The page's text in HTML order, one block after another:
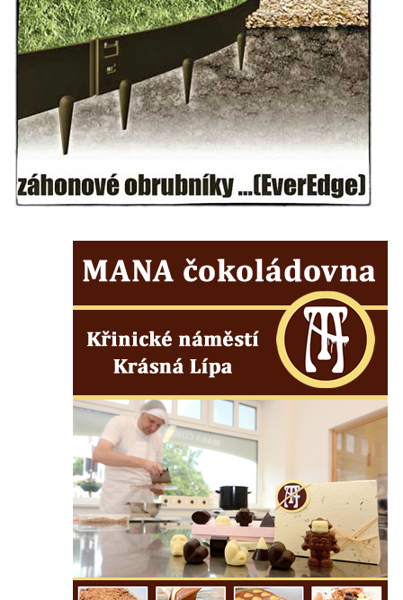
Rozhledna na Svatém vrchu v Kadani
Hlavatice – vyhlídka nebo rozhledna…?
Cimrmanova nejnižší rozhledna na světě v
Rozhledna Varhošť u Litoměřic
Rozhledna Ungerberg (Prinz-Georg-Turm)
Rozhledna na hradě Oybin
Vyhlídka Belvedér
Rozhledna na Skřivánčím vrchu u Málkova
Rozhledna Schlechteberg
Rozhledna Tanečnice
Rozhledna Krásno (Schönfeld)
Rozhledna Na Stráži (Sloup v Čechách)
Rozhledna Diana v Karlových Varech
Rozhledna Vlčí hora
Rozhledna Slovanka
Rozhledna Královka
Špičák u Varnsdorfu (Spitzberg)